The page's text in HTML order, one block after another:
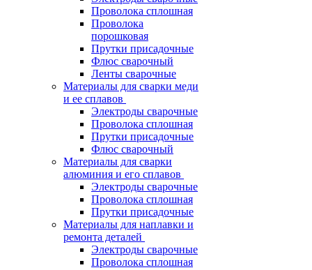
Проволока сплошная
Проволока
порошковая
Прутки присадочные
Флюс сварочный
Ленты сварочные
Материалы для сварки меди
и ее сплавов
Электроды сварочные
Проволока сплошная
Прутки присадочные
Флюс сварочный
Материалы для сварки
алюминия и его сплавов
Электроды сварочные
Проволока сплошная
Прутки присадочные
Материалы для наплавки и
ремонта деталей
Электроды сварочные
Проволока сплошная